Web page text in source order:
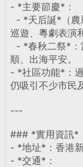
- *主要節慶*：
- *天后誕*（農
巡遊、粵劇表演
- *春秋二祭*：
順、出海平安。
- *社區功能*：
仍吸引不少市民
---
### *實用資訊*
- *地址*：香港
- *交通*：